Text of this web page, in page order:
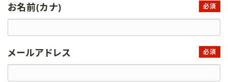
お名前(カナ) 必須
メールアドレス 必須